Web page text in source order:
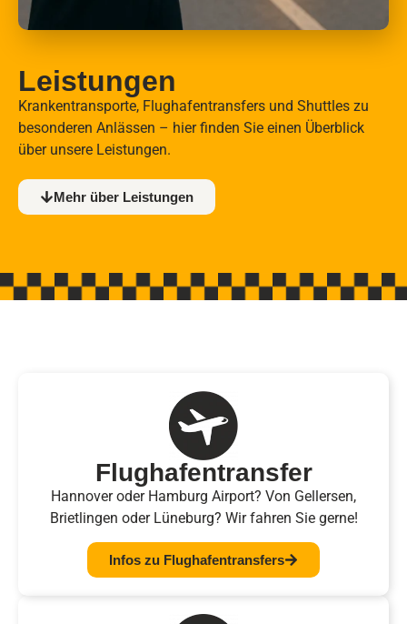
Leistungen
Krankentransporte, Flughafentransfers und Shuttles zu
besonderen Anlässen – hier finden Sie einen Überblick
über unsere Leistungen.
Mehr über Leistungen
Flughafen­transfer
Hannover oder Hamburg Airport? Von Gellersen,
Brietlingen oder Lüneburg? Wir fahren Sie gerne!
Infos zu Flughafentransfers